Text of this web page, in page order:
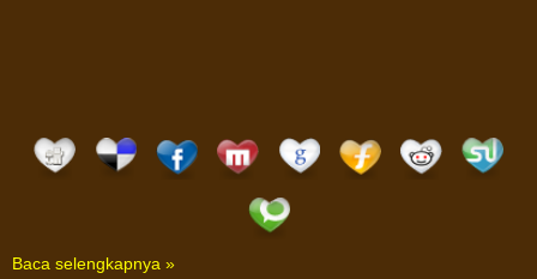
Baca selengkapnya »